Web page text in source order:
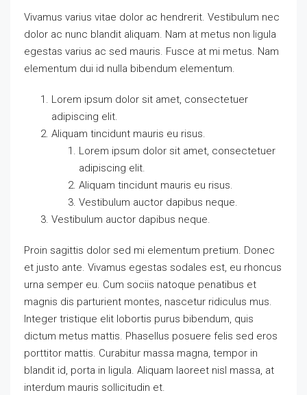
Vivamus varius vitae dolor ac hendrerit. Vestibulum nec
dolor ac nunc blandit aliquam. Nam at metus non ligula
egestas varius ac sed mauris. Fusce at mi metus. Nam
elementum dui id nulla bibendum elementum.
Lorem ipsum dolor sit amet, consectetuer
adipiscing elit.
Aliquam tincidunt mauris eu risus.
Lorem ipsum dolor sit amet, consectetuer
adipiscing elit.
Aliquam tincidunt mauris eu risus.
Vestibulum auctor dapibus neque.
Vestibulum auctor dapibus neque.
Proin sagittis dolor sed mi elementum pretium. Donec
et justo ante. Vivamus egestas sodales est, eu rhoncus
urna semper eu. Cum sociis natoque penatibus et
magnis dis parturient montes, nascetur ridiculus mus.
Integer tristique elit lobortis purus bibendum, quis
dictum metus mattis. Phasellus posuere felis sed eros
porttitor mattis. Curabitur massa magna, tempor in
blandit id, porta in ligula. Aliquam laoreet nisl massa, at
interdum mauris sollicitudin et.